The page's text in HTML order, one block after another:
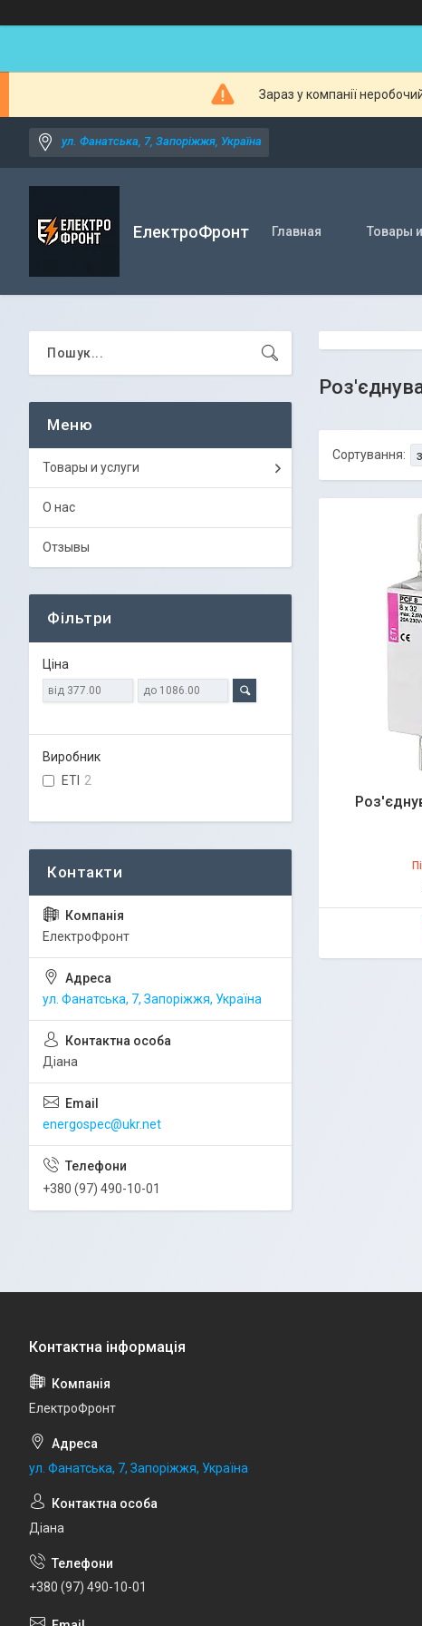
Зараз у компанії
ул. Фанатська, 7, Запоріжжя, Україна
ЕлектроФронт Главная Товары
Товары и услуги
О нас
Отзывы
Фільтри
Ціна
Виробник
ETI 2
ЕлектроФронт
ул. Фанатська, 7, Запоріжжя, Україна
Діана
energospec@ukr.net
+380 (97) 490-10-01
ЕлектроФронт
ул. Фанатська, 7, Запоріжжя, Україна
Діана
+380 (97) 490-10-01